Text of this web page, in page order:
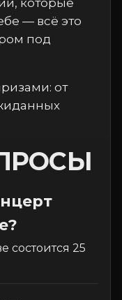
которые
— всё это
под
от
25